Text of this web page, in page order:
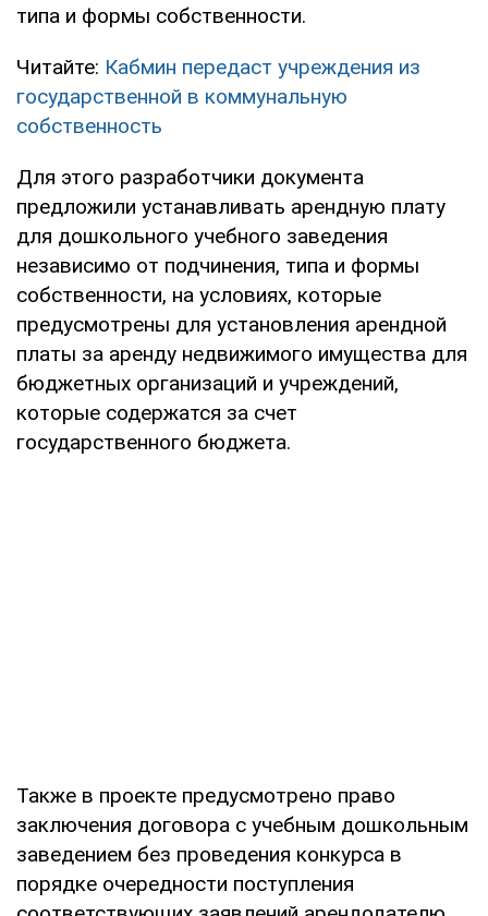
типа и формы собственности.
Читайте: Кабмин передаст учреждения из
государственной в коммунальную
собственность
Для этого разработчики документа
предложили устанавливать арендную плату
для дошкольного учебного заведения
независимо от подчинения, типа и формы
собственности, на условиях, которые
предусмотрены для установления арендной
платы за аренду недвижимого имущества для
бюджетных организаций и учреждений,
которые содержатся за счет
государственного бюджета.
Также в проекте предусмотрено право
заключения договора с учебным дошкольным
заведением без проведения конкурса в
порядке очередности поступления